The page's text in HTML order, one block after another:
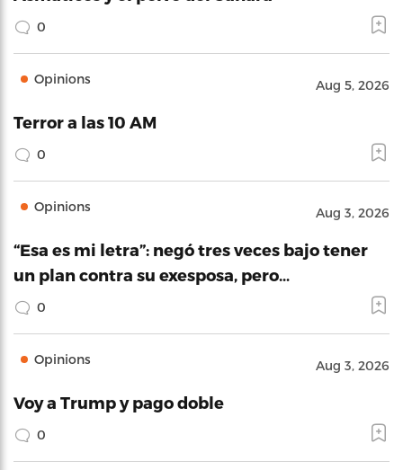
0
Opinions Aug 5, 2026
Terror a las 10 AM
0
Opinions Aug 3, 2026
“Esa es mi letra”: negó tres veces bajo tener
un plan contra su exesposa, pero…
0
Opinions Aug 3, 2026
Voy a Trump y pago doble
0